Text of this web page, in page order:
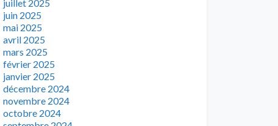
juillet 2025
juin 2025
mai 2025
avril 2025
mars 2025
février 2025
janvier 2025
décembre 2024
novembre 2024
octobre 2024